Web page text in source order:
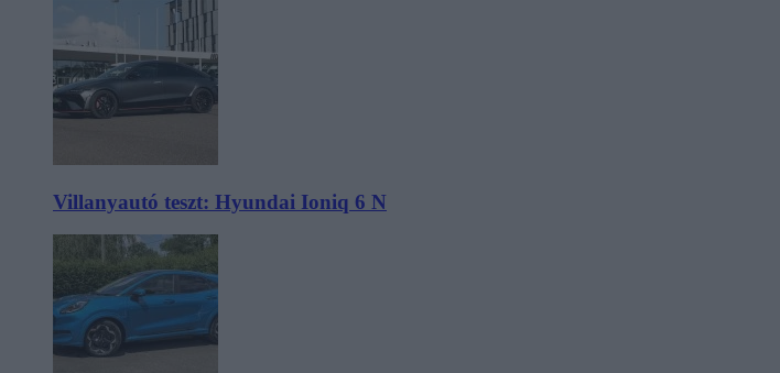
Villanyautó teszt: Hyundai Ioniq 6 N